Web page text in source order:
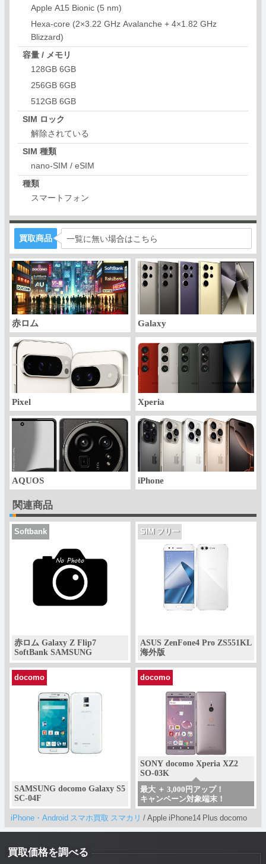
Apple A15 Bionic (5 nm)
Hexa-core (2×3.22 GHz Avalanche + 4×1.82 GHz
Blizzard)
容量 / メモリ
128GB 6GB
256GB 6GB
512GB 6GB
SIM ロック
解除されている
SIM 種類
nano-SIM / eSIM
種類
スマートフォン
買取商品 一覧に無い場合はこちら
赤ロム Galaxy
Pixel Xperia
AQUOS iPhone
関連商品
Softbank
赤ロム Galaxy Z Flip7
SoftBank SAMSUNG
SIM フリー
ASUS ZenFone4 Pro ZS551KL
海外版
docomo
SAMSUNG docomo Galaxy S5
SC-04F
docomo
SONY docomo Xperia XZ2
SO-03K
最大 ＋ 3,000円アップ！
キャンペーン対象端末！
iPhone・Android スマホ買取 スマカリ / Apple iPhone14 Plus docomo
買取価格を調べる